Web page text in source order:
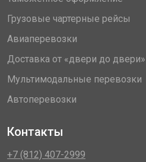
Грузовые чартерные рейсы
Авиаперевозки
Доставка от «двери до двери»
Мультимодальные перевозки
Автоперевозки
Контакты
+7 (812) 407-2999